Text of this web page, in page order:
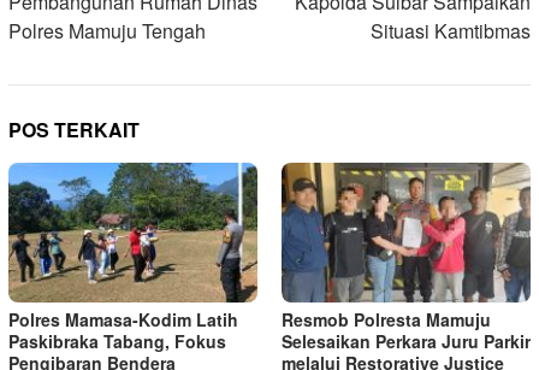
Polres Mamuju Tengah
Situasi Kamtibmas
POS TERKAIT
Polres Mamasa-Kodim Latih
Paskibraka Tabang, Fokus
Pengibaran Bendera
Resmob Polresta Mamuju
Selesaikan Perkara Juru Parkir
melalui Restorative Justice